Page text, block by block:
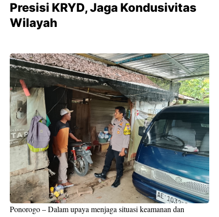
Presisi KRYD, Jaga Kondusivitas
Wilayah
Ponorogo – Dalam upaya menjaga situasi keamanan dan